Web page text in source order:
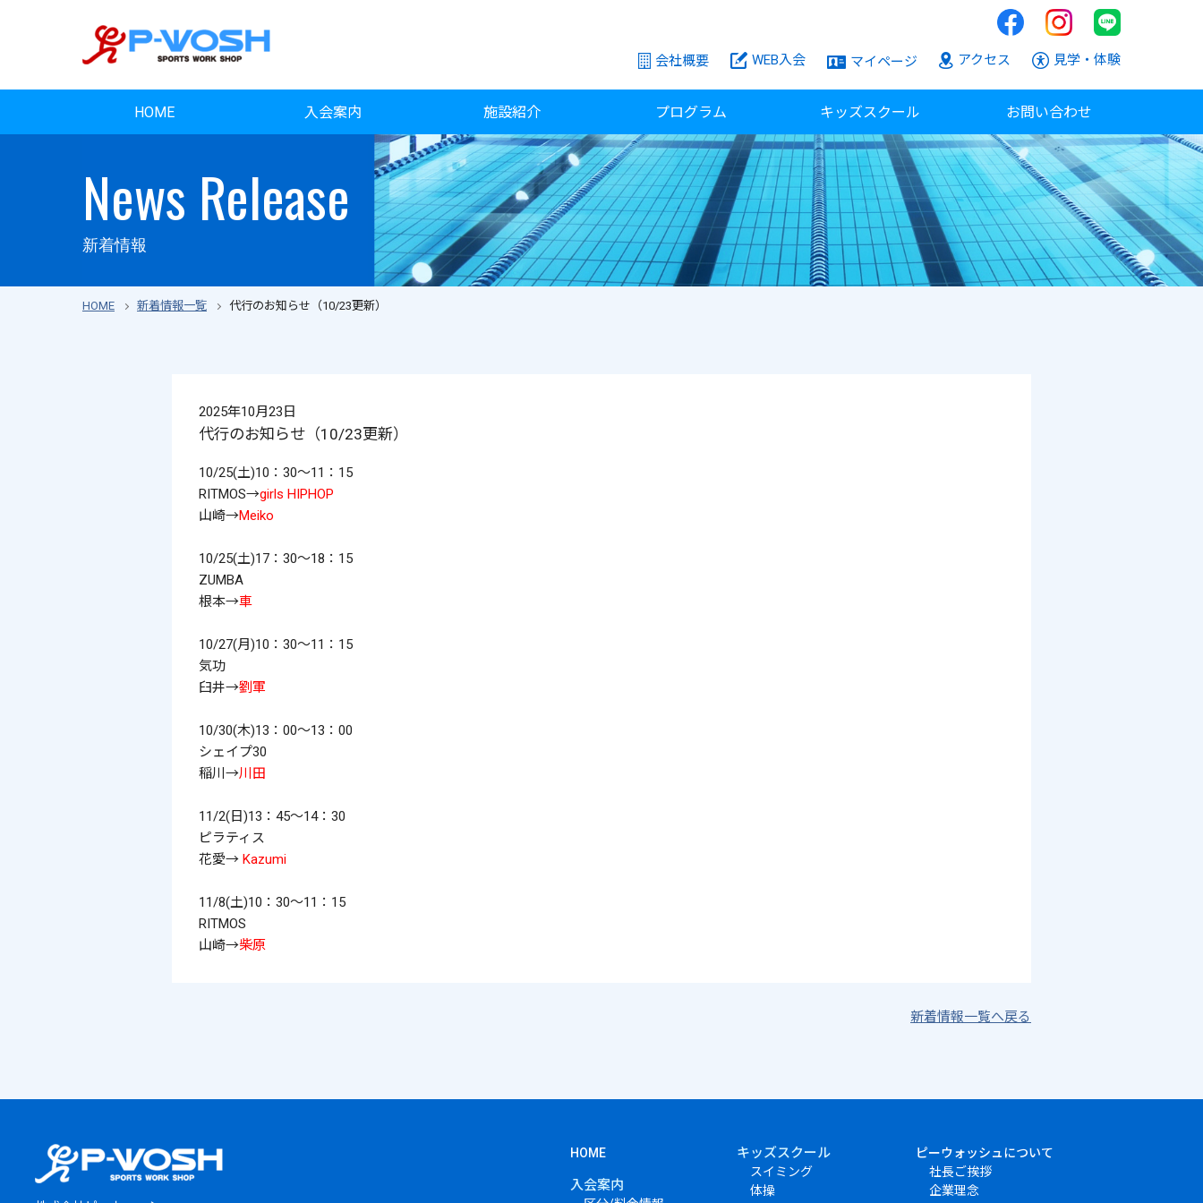
会社概要 WEB入会 マイページ アクセス 見学・体験
HOME 入会案内 施設紹介 プログラム キッズスクール お問い合わせ
News Release
新着情報
HOME 新着情報一覧 代行のお知らせ（10/23更新）
2025年10月23日
代行のお知らせ（10/23更新）
10/25(土)10：30～11：15
RITMOS→girls HIPHOP
山崎→Meiko
10/25(土)17：30～18：15
ZUMBA
根本→車
10/27(月)10：30～11：15
気功
臼井→劉軍
10/30(木)13：00～13：00
シェイプ30
稲川→川田
11/2(日)13：45～14：30
ピラティス
花愛→ Kazumi
11/8(土)10：30～11：15
RITMOS
山崎→柴原
新着情報一覧へ戻る
HOME
入会案内
キッズスクール
スイミング
体操
ピーウォッシュについて
社長ご挨拶
企業理念